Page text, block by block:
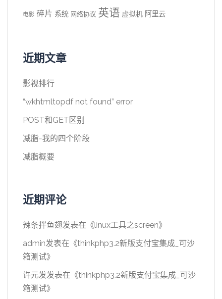
电影 碎片 系统 网络协议 英语 虚拟机 阿里云
近期文章
影视排行
“wkhtmltopdf not found” error
POST和GET区别
减脂-我的四个阶段
减脂概要
近期评论
辣条拌鱼翅发表在《linux工具之screen》
admin发表在《thinkphp3.2新版支付宝集成_可沙
箱测试》
许元发发表在《thinkphp3.2新版支付宝集成_可沙
箱测试》